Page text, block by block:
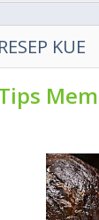
RESEP KUE